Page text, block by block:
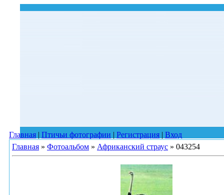
Главная | Птичьи фотографии | Регистрация | Вход
Главная » Фотоальбом » Африканский страус » 043254